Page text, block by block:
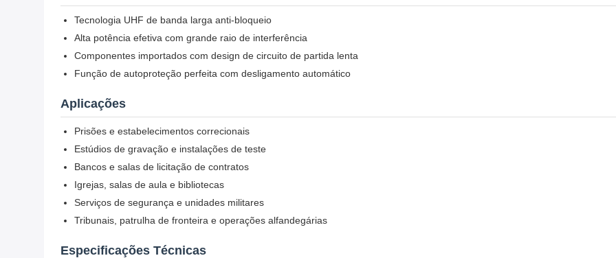
Tecnologia UHF de banda larga anti-bloqueio
Alta potência efetiva com grande raio de interferência
Componentes importados com design de circuito de partida lenta
Função de autoproteção perfeita com desligamento automático
Aplicações
Prisões e estabelecimentos correcionais
Estúdios de gravação e instalações de teste
Bancos e salas de licitação de contratos
Igrejas, salas de aula e bibliotecas
Serviços de segurança e unidades militares
Tribunais, patrulha de fronteira e operações alfandegárias
Especificações Técnicas